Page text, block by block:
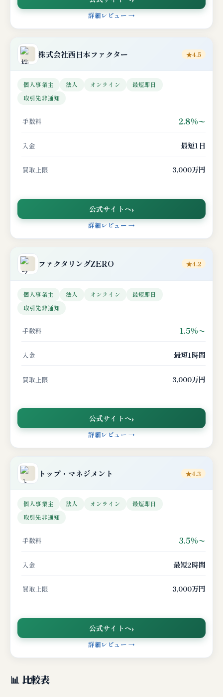
詳細レビュー →
株式会社西日本ファクター ★4.5
個人事業主 法人 オンライン
最短即日
取引先非通知
手数料 2.8%〜
入金 最短1日
買取上限 3,000万円
公式サイトへ
詳細レビュー →
ファクタリングZERO ★4.2
個人事業主 法人 オンライン
最短即日
取引先非通知
手数料 1.5%〜
入金 最短1時間
買取上限 3,000万円
公式サイトへ
詳細レビュー →
トップ・マネジメント ★4.3
個人事業主 法人 オンライン
最短即日
取引先非通知
手数料 3.5%〜
入金 最短2時間
買取上限 3,000万円
公式サイトへ
詳細レビュー →
📊 比較表